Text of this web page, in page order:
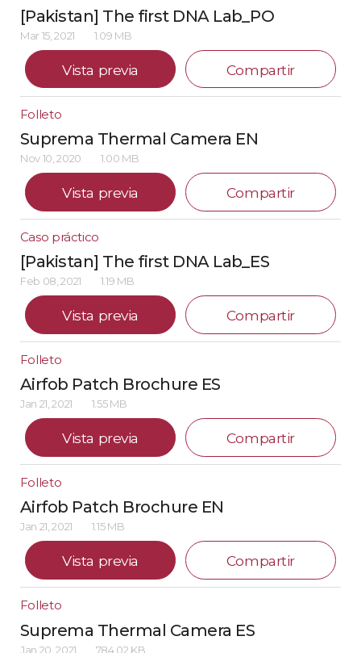
[Pakistan] The first DNA Lab_PO
Mar 15, 2021 1.09 MB
Vista previa Compartir
Folleto
Suprema Thermal Camera EN
Nov 10, 2020 1.00 MB
Vista previa Compartir
Caso práctico
[Pakistan] The first DNA Lab_ES
Feb 08, 2021 1.19 MB
Vista previa Compartir
Folleto
Airfob Patch Brochure ES
Jan 21, 2021 1.55 MB
Vista previa Compartir
Folleto
Airfob Patch Brochure EN
Jan 21, 2021 1.15 MB
Vista previa Compartir
Folleto
Suprema Thermal Camera ES
Jan 20, 2021 784.02 KB